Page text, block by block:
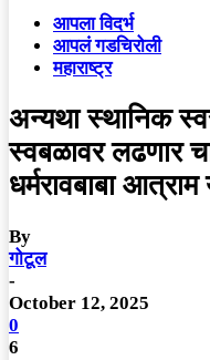
आपला विदर्भ
आपलं गडचिरोली
महाराष्ट्र
अन्यथा स्थानिक
स्वबळावर लढणार
धर्मरावबाबा
By
गोटूल
-
October 12, 2025
0
6